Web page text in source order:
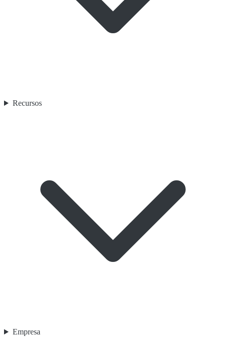
Recursos
Empresa